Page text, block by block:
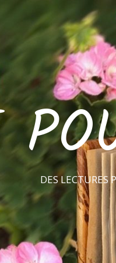
DES LECTURES